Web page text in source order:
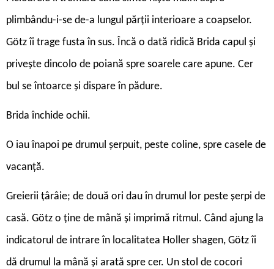
plimbându-i-se de-a lungul părții interioare a coapselor.
Götz îi trage fusta în sus. Încă o dată ridică Brida capul și
privește dincolo de poiană spre soarele care apune. Cer
bul se întoarce și dispare în pădure.
Brida închide ochii.
O iau înapoi pe drumul șerpuit, peste coline, spre casele de
vacanță.
Greierii țârâie; de două ori dau în drumul lor peste șerpi de
casă. Götz o ține de mână și imprimă ritmul. Când ajung la
indicatorul de intrare în localitatea Holler shagen, Götz îi
dă drumul la mână și arată spre cer. Un stol de cocori